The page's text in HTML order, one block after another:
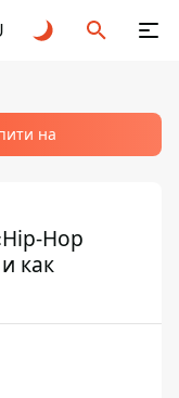
на
Hop
как